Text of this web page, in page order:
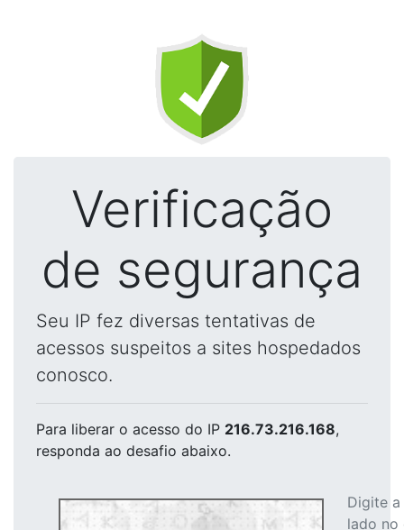
Verificação
de segurança
Seu IP fez diversas tentativas de
acessos suspeitos a sites hospedados
conosco.
Para liberar o acesso do IP 216.73.216.168,
responda ao desafio abaixo.
Digite
lado no